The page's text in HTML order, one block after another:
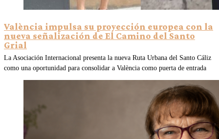
València impulsa su proyección europea con la
nueva señalización de El Camino del Santo
Grial
La Asociación Internacional presenta la nueva Ruta Urbana del Santo Cáliz
como una oportunidad para consolidar a València como puerta de entrada